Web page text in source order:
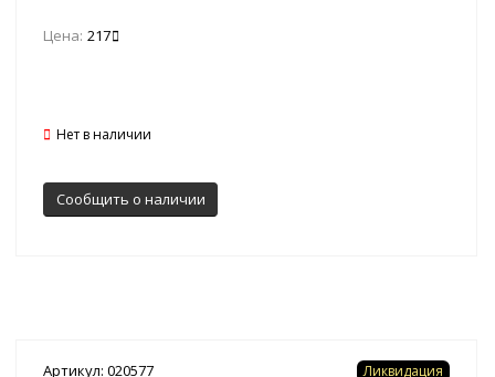
Цена: 217
Нет в наличии
Сообщить о наличии
Артикул: 020577
Ликвидация